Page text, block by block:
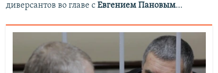
диверсантов во главе с Евгением Пановым…